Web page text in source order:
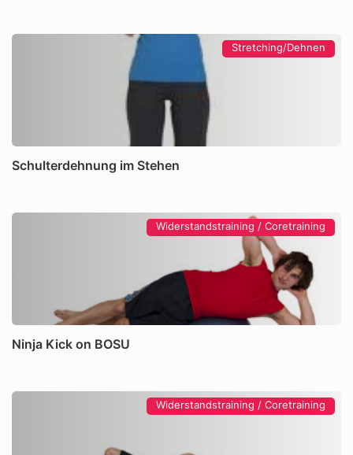
Stretching/Dehnen
Schulterdehnung im Stehen
Widerstandstraining / Coretraining
Ninja Kick on BOSU
Widerstandstraining / Coretraining